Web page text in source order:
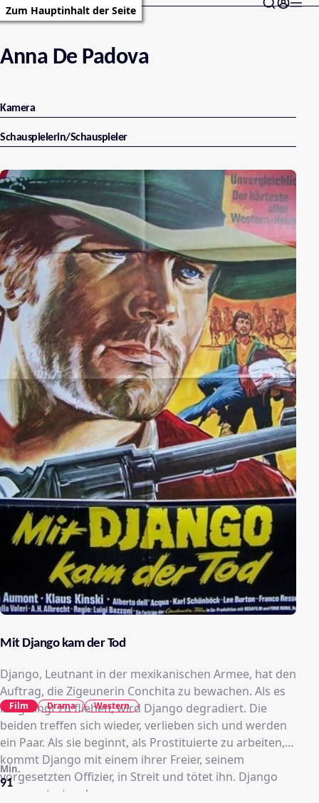
Zum Hauptinhalt der Seite
Anna De Padova
Kamera
Schauspielerin/Schauspieler
Mit Django kam der Tod
Django, Leutnant in der mexikanischen Armee, hat den
Auftrag, die Zigeunerin Conchita zu bewachen. Als es
ihr gelingt zu fliehen, wird Django degradiert. Die
beiden treffen sich wieder, verlieben sich und werden
ein Paar. Als sie beginnt, als Prostituierte zu arbeiten,
kommt Django mit einem ihrer Freier, seinem
vorgesetzten Offizier, in Streit und tötet ihn. Django
muss untertauchen.
91
Min.
Film Drama Western